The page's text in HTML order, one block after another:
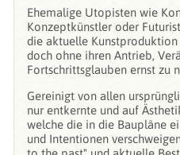
Ehemalige Utopisten wie
Konzeptkünstler oder
die aktuelle
doch ohne ihren Antrieb,
Fortschrittsglauben ernst zu
Gereinigt von allen
nur entkernte und auf
welche die in die Baupläne
und Intentionen